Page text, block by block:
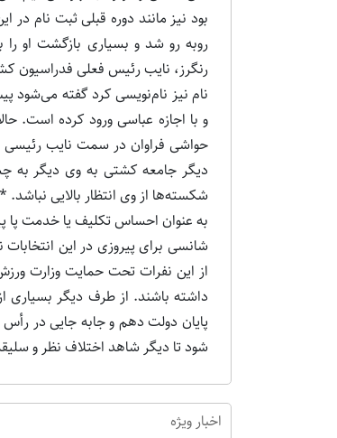
بود نیز مانند دوره قبلی ثبت نام
روبه رو شد و بسیاری بازگشت او
رنگرز، نایب رئیس فعلی فدراسیون
نام نیز نام‌نویسی کرد گفته می‌شود
حواشی فراوان در سمت نایب رئیسی
دیگر جامعه کشتی به وی دیگر به
شکسته‌ها از وی انتظار بالایی
به عنوان احساس تکلیف یا خدمت پا
شانسی برای پیروزی در این
از این نفرات تحت حمایت وزارت
داشته باشند. از طرف دیگر بسیاری
پایان دولت دهم و جابه جایی در
شود تا دیگر شاهد اختلاف نظر و
اخبار ویژه